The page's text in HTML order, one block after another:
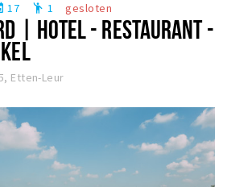
17 emoji_people 1 gesloten
| HOTEL - RESTAURANT -
Etten-Leur